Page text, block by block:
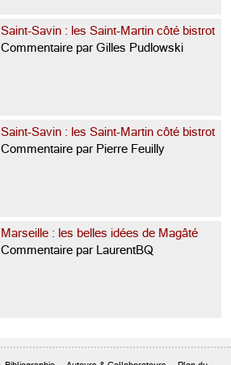
Saint-Savin : les Saint-Martin côté bistrot
Commentaire par Gilles Pudlowski
Saint-Savin : les Saint-Martin côté bistrot
Commentaire par Pierre Feuilly
Marseille : les belles idées de Magâté
Commentaire par LaurentBQ